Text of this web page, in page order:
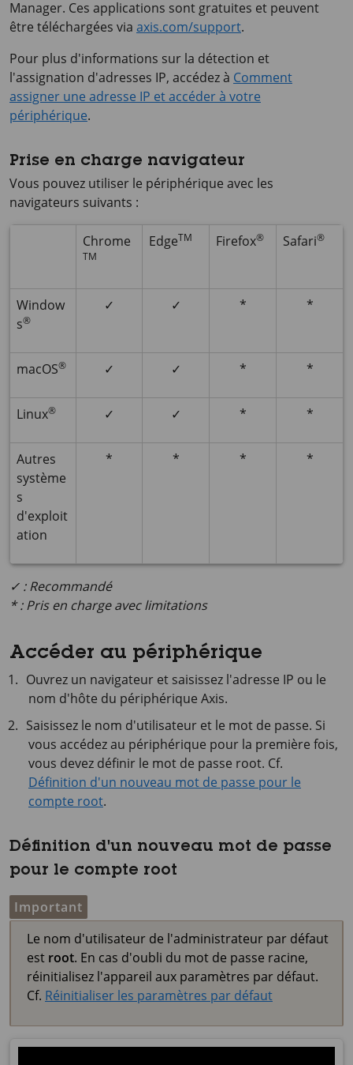
Manager. Ces applications sont gratuites et peuvent
être téléchargées via axis.com/support.
Pour plus d'informations sur la détection et
l'assignation d'adresses IP, accédez à Comment
assigner une adresse IP et accéder à votre
périphérique.
Prise en charge navigateur
Vous pouvez utiliser le périphérique avec les
navigateurs suivants :
Chrome
TM
EdgeTM Firefox® Safari®
Window
s®
✓ ✓ * *
macOS® ✓ ✓ * *
Linux® ✓ ✓ * *
Autres
système
s
d'exploit
ation
* * * *
✓ : Recommandé
* : Pris en charge avec limitations
Accéder au périphérique
Ouvrez un navigateur et saisissez l'adresse IP ou le
nom d'hôte du périphérique Axis.
Saisissez le nom d'utilisateur et le mot de passe. Si
vous accédez au périphérique pour la première fois,
vous devez définir le mot de passe root. Cf.
Définition d'un nouveau mot de passe pour le
compte root.
Définition d'un nouveau mot de passe
pour le compte root
Important
Le nom d'utilisateur de l'administrateur par défaut
est root. En cas d'oubli du mot de passe racine,
réinitialisez l'appareil aux paramètres par défaut.
Cf. Réinitialiser les paramètres par défaut